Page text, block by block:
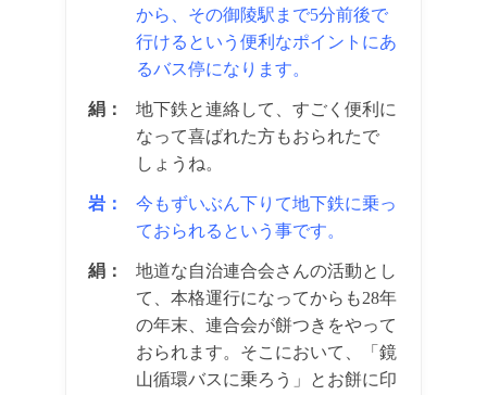
から、その御陵駅まで5分前後で
行けるという便利なポイントにあ
るバス停になります。
絹：
地下鉄と連絡して、すごく便利に
なって喜ばれた方もおられたで
しょうね。
岩：
今もずいぶん下りて地下鉄に乗っ
ておられるという事です。
絹：
地道な自治連合会さんの活動とし
て、本格運行になってからも28年
の年末、連合会が餅つきをやって
おられます。そこにおいて、「鏡
山循環バスに乗ろう」とお餅に印